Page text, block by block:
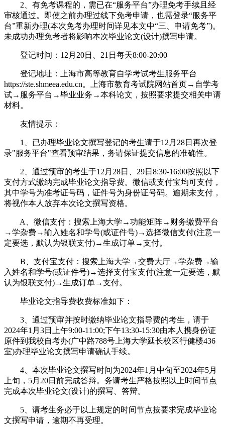
2、有免考课程的，需已在“服务平台”办理免考手续且经
审核通过。即使之前办理过线下免考申请，也需登录“服务平
台”重新办理(本次免考办理时间详见本文中“三、申请免考”)。
未成功办理免考者将影响本次毕业论文(设计)撰写申请。
登记时间：12月20日、21日每天8:00-20:00
登记地址：上海市高等教育自学考试考生服务平台
https://ste.shmeea.edu.cn。上海市教育考试院网站首页→自学考
试→服务平台→毕业业务→本科论文，按照要求提交相关申请
材料。
友情提示：
1、已办理毕业论文撰写登记的考生请于12月28日再次登
录"服务平台"查看预审结果，务请保证提交信息的准确性。
2、通过预审的考生于12月28日、29日8:30-16:00按照以下
支付方式缴纳完成毕业论文指导费。微信或支付宝均可支付，
其中学号为准考证号码，证件号为身份证号码。逾期未支付，
将视作本人放弃本次论文撰写资格。
A、微信支付：搜索上海大学→功能矩阵→财务缴费平台
→学杂费→输入姓名和学号(或证件号)→选择微信支付(注意一
定要选，默认为银联支付)→生成订单→支付。
B、支付宝支付：搜索上海大学→交费大厅→学杂费→输
入姓名和学号(或证件号)→选择支付宝支付(注意一定要选，默
认为银联支付)→生成订单→支付。
毕业论文指导费收费标准如下：
3、通过预审并按时缴纳毕业论文指导费的考生，请于
2024年1月3日上午9:00-11:00;下午13:30-15:30由本人携身份证
原件到我校自考办(广中路788号上海大学延长校区行健楼436
室)办理毕业论文撰写申请确认手续。
4、本次毕业论文撰写时间为2024年1月中旬至2024年5月
上旬，5月20日前完成答辩。务请考生严格按照以上时间节点
完成本次毕业论文(设计)的撰写、答辩。
5、请考生务必于以上规定的时间节点按要求完成毕业论
文撰写申请，逾期不再受理。